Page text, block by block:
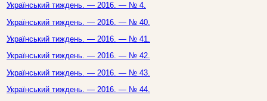
Український тиждень. — 2016. — № 4.
Український тиждень. — 2016. — № 40.
Український тиждень. — 2016. — № 41.
Український тиждень. — 2016. — № 42.
Український тиждень. — 2016. — № 43.
Український тиждень. — 2016. — № 44.